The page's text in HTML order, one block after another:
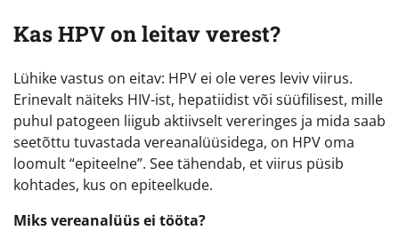
Kas HPV on leitav verest?
Lühike vastus on eitav: HPV ei ole veres leviv viirus.
Erinevalt näiteks HIV-ist, hepatiidist või süüfilisest, mille
puhul patogeen liigub aktiivselt vereringes ja mida saab
seetõttu tuvastada vereanalüüsidega, on HPV oma
loomult “epiteelne”. See tähendab, et viirus püsib
kohtades, kus on epiteelkude.
Miks vereanalüüs ei tööta?